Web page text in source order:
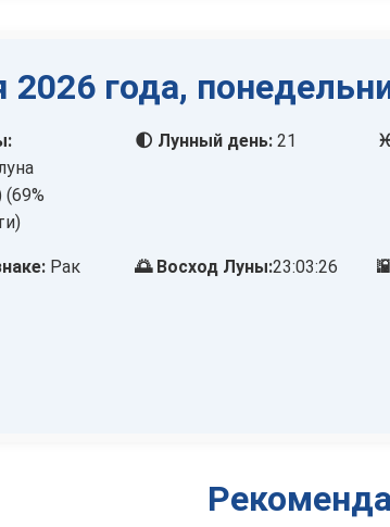
2026 года,
🌓 Лунный день:21
Рак 🌅 Восход Луны:23:03:26